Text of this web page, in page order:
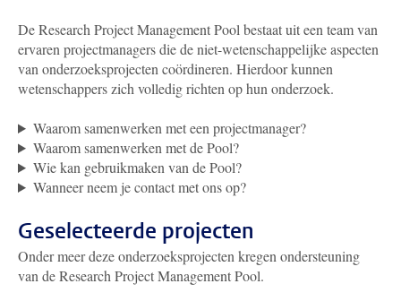
De Research Project Management Pool bestaat uit een team van
ervaren projectmanagers die de niet-wetenschappelijke aspecten
van onderzoeksprojecten coördineren. Hierdoor kunnen
wetenschappers zich volledig richten op hun onderzoek.
Waarom samenwerken met een projectmanager?
Waarom samenwerken met de Pool?
Wie kan gebruikmaken van de Pool?
Wanneer neem je contact met ons op?
Geselecteerde projecten
Onder meer deze onderzoeksprojecten kregen ondersteuning
van de Research Project Management Pool.